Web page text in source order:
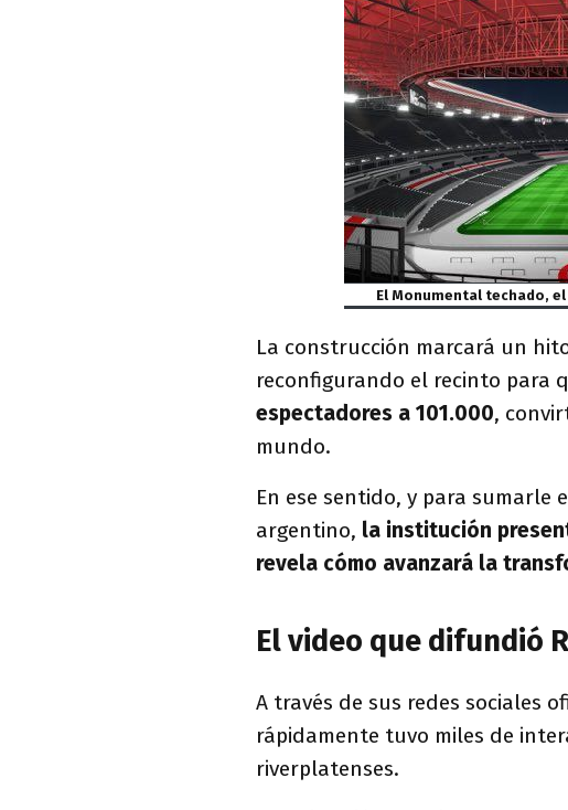
El Monumental techado,
La construcción marcará un
reconfigurando el recinto para
espectadores a 101.000,
mundo.
En ese sentido, y para
argentino, la institución
revela cómo avanzará la
El video que difundió
A través de sus redes sociales
rápidamente tuvo miles de
riverplatenses.